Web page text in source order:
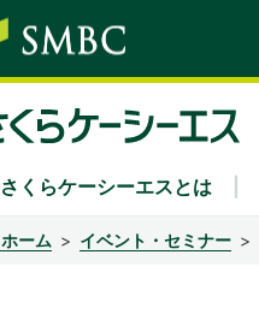
ホーム イベント・セミナー
さくらケーシーエスとは